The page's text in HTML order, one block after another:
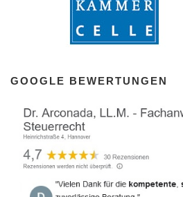
GOOGLE BEWERTUNGEN